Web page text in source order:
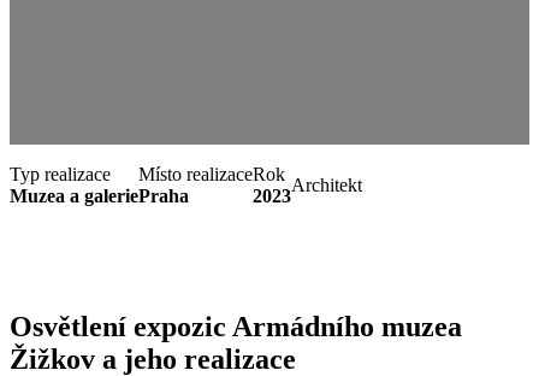
Typ realizace
Muzea a galerie
Místo realizace
Praha
Rok
2023
Architekt
Osvětlení expozic Armádního muzea
Žižkov a jeho realizace